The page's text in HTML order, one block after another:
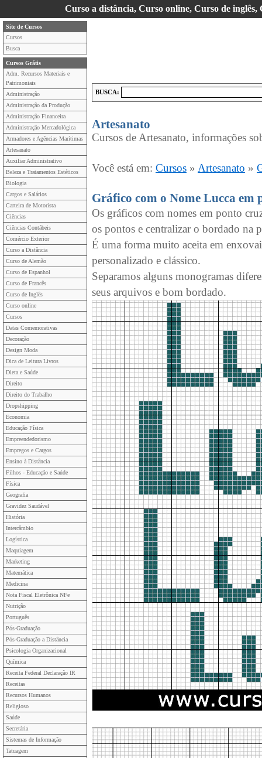
Curso a distância, Curso online, Curso de
Site de Cursos
Cursos
Busca
Cursos Grátis
Adm. Recursos Materiais e
Patrimoniais
Administração
Administração da Produção
Administração Financeira
Administração Mercadológica
Armadores e Agências Marítimas
Artesanato
Auxiliar Administrativo
Beleza e Tratamentos Estéticos
Biologia
Cargos e Salários
Carteira de Motorista
Ciências
Ciências Contábeis
Comércio Exterior
Curso a Distância
Curso de Alemão
Curso de Espanhol
Curso de Francês
Curso de Inglês
Curso online
Cursos
Datas Comemorativas
Decoração
Design Moda
Dica de Leitura Livros
Dieta e Saúde
Direito
Direito do Trabalho
Dropshipping
Economia
Educação Física
Empreendedorismo
Empregos e Cargos
Ensino à Distância
Filhos - Educação e Saúde
Física
Geografia
Gravidez Saudável
História
Intercâmbio
Logística
Maquiagem
Marketing
Matemática
Medicina
Nota Fiscal Eletrônica NFe
Nutrição
Português
Pós-Graduação
Pós-Graduação a Distância
Psicologia Organizacional
Química
Receita Federal Declaração IR
Receitas
Recursos Humanos
Religioso
Saúde
Secretária
Sistemas de Informação
Tatuagem
BUSCA:
Artesanato
Cursos de Artesanato, informações
Você está em: Cursos » Artesanato »
Gráfico com o Nome Lucca em
Os gráficos com nomes em ponto
os pontos e centralizar o bordado na
É uma forma muito aceita em
personalizado e clássico.
Separamos alguns monogramas
seus arquivos e bom bordado.